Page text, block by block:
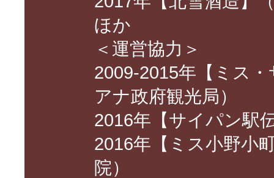
ほか
＜運営協力＞
2009-2015年【ミス
アナ政府観光局）
2016年【サイパン駅
2016年【ミス小野小
院）